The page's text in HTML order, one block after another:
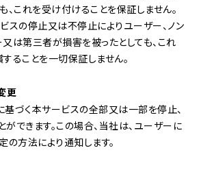
、これを受け付けることを保証しません。
スの停止又は不停止によりユーザー、ノン
は第三者が損害を被ったとしても、これ
ることを一切保証しません。
更
づく本サービスの全部又は一部を停止、
できます。この場合、当社は、ユーザーに
の方法により通知します。